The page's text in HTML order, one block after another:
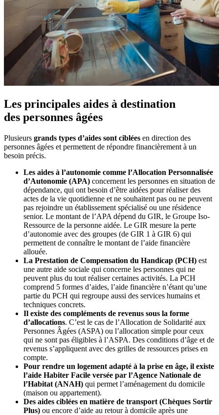
Les principales aides à destination
des personnes âgées
Plusieurs grands types d’aides sont ciblées en direction des
personnes âgées et permettent de répondre financièrement à un
besoin précis.
Les aides à l’autonomie comme l’Allocation Personnalisée
d’Autonomie (APA) concernent les personnes en situation de
dépendance, qui ont besoin d’être aidées pour réaliser des
actes de la vie quotidienne et ne souhaitent pas ou ne peuvent
pas rejoindre un établissement spécialisé ou une résidence
senior. Le montant de l’APA dépend du GIR, le Groupe Iso-
Ressource de la personne aidée. Le GIR mesure la perte
d’autonomie avec des groupes (de GIR 1 à GIR 6) qui
permettent de connaître le montant de l’aide financière
allouée.
La Prestation de Compensation du Handicap (PCH) est
une autre aide sociale qui concerne les personnes qui ne
peuvent plus du tout réaliser certaines activités. La PCH
comprend 5 formes d’aides, l’aide financière n’étant qu’une
partie du PCH qui regroupe aussi des services humains et
techniques concrets.
Il existe des compléments de revenus sous la forme
d’allocations. C’est le cas de l’Allocation de Solidarité aux
Personnes Âgées (ASPA) ou l’allocation simple pour ceux
qui ne sont pas éligibles à l’ASPA. Des conditions d’âge et de
revenus s’appliquent avec des grilles de ressources prises en
compte.
Pour rendre un logement adapté à la prise en âge, il existe
l’aide Habiter Facile versée par l’Agence Nationale de
l’Habitat (ANAH) qui permet l’aménagement du domicile
(maison ou appartement).
Des aides ciblées en matière de transport (Chèques Sortir
Plus) ou encore d’aide au retour à domicile après une